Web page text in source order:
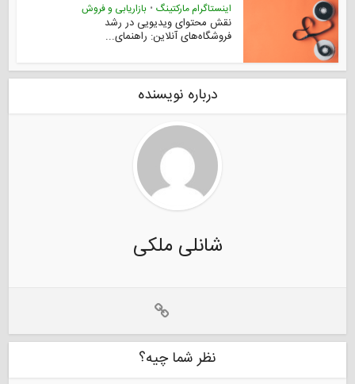
اینستاگرام مارکتینگ • بازاریابی و فروش
نقش محتوای ویدیویی در رشد
فروشگاه‌های آنلاین: راهنمای...
درباره نویسنده
شانلی ملکی
نظر شما چیه؟